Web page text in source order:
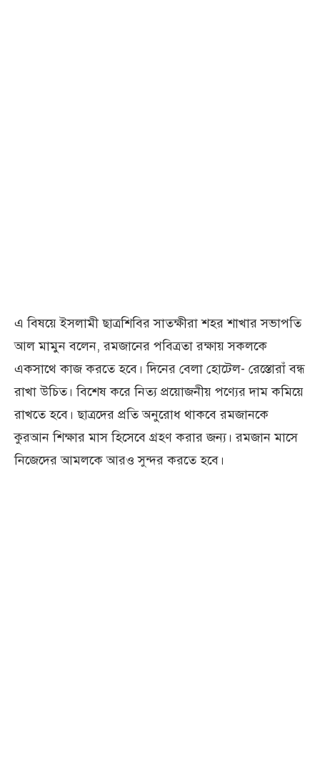
এ বিষয়ে ইসলামী ছাত্রশিবির সাতক্ষীরা শহর শাখার সভাপতি
আল মামুন বলেন, রমজানের পবিত্রতা রক্ষায় সকলকে
একসাথে কাজ করতে হবে। দিনের বেলা হোটেল- রেস্তোরাঁ বন্ধ
রাখা উচিত। বিশেষ করে নিত্য প্রয়োজনীয় পণ্যের দাম কমিয়ে
রাখতে হবে। ছাত্রদের প্রতি অনুরোধ থাকবে রমজানকে
কুরআন শিক্ষার মাস হিসেবে গ্রহণ করার জন্য। রমজান মাসে
নিজেদের আমলকে আরও সুন্দর করতে হবে।